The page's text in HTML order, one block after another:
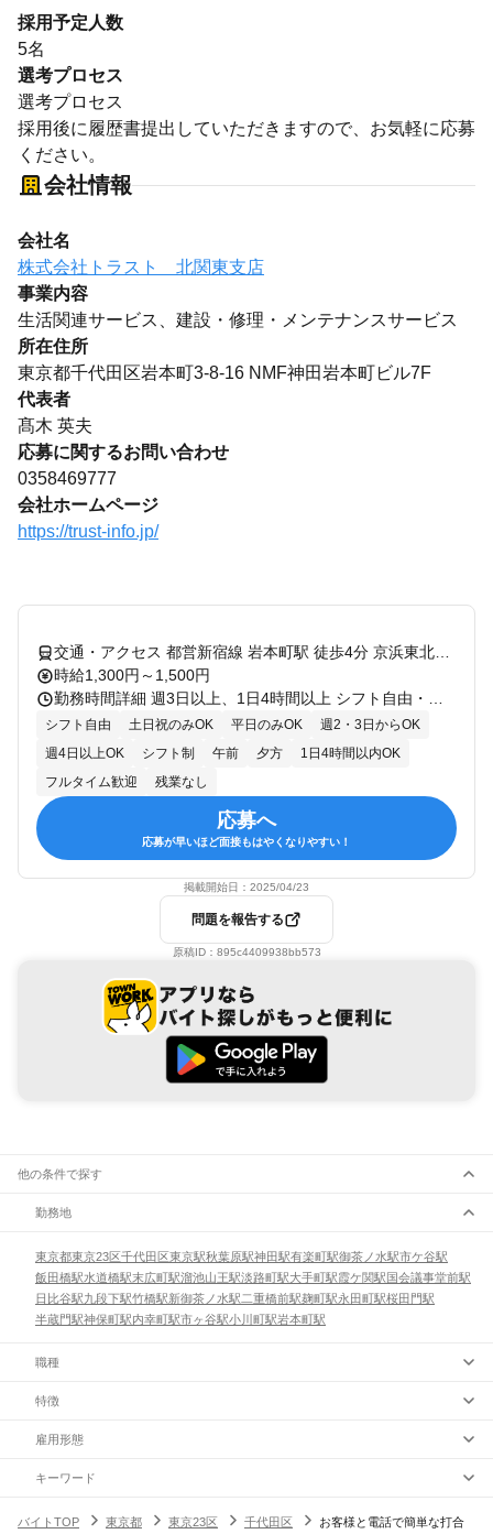
採用予定人数
5名
選考プロセス
選考プロセス
採用後に履歴書提出していただきますので、お気軽に応募
ください。
会社情報
会社名
株式会社トラスト 北関東支店
事業内容
生活関連サービス、建設・修理・メンテナンスサービス
所在住所
東京都千代田区岩本町3-8-16 NMF神田岩本町ビル7F
代表者
髙木 英夫
応募に関するお問い合わせ
0358469777
会社ホームページ
https://trust-info.jp/
時給1,300円～1,500円
シフト自由 土日祝のみOK 平日のみOK
週2・3日からOK
週4日以上OK
シフト制 午前 夕方
1日4時間以内OK
フルタイム歓迎
残業なし
応募へ
応募が早いほど面接もはやくなりやすい！
掲載開始日： 2025/04/23
問題を報告する
原稿ID： 895c4409938bb573
他の条件で探す
勤務地
東京都東京23区千代田区東京駅秋葉原駅神田駅有楽町駅御茶ノ水駅市ケ谷駅
飯田橋駅水道橋駅末広町駅溜池山王駅淡路町駅大手町駅霞ケ関駅 国会議事堂前駅
日比谷駅九段下駅竹橋駅新御茶ノ水駅二重橋前駅麹町駅永田町駅桜田門駅
半蔵門駅神保町駅内幸町駅市ヶ谷駅小川町駅岩本町駅
職種
特徴
雇用形態
キーワード
バイトTOP 東京都 東京23区 千代田区 お客様と電話で簡単な打合